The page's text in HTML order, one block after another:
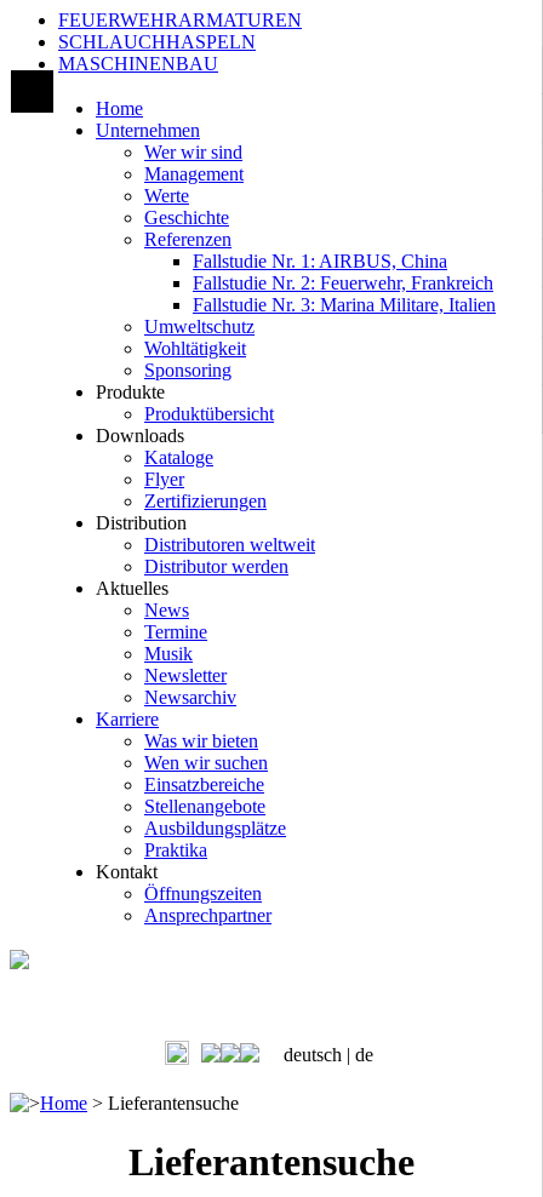
FEUERWEHRARMATUREN
SCHLAUCHHASPELN
MASCHINENBAU
Home
Unternehmen
Wer wir sind
Management
Werte
Geschichte
Referenzen
Fallstudie Nr. 1: AIRBUS, China
Fallstudie Nr. 2: Feuerwehr, Frankreich
Fallstudie Nr. 3: Marina Militare, Italien
Umweltschutz
Wohltätigkeit
Sponsoring
Produkte
Produktübersicht
Downloads
Kataloge
Flyer
Zertifizierungen
Distribution
Distributoren weltweit
Distributor werden
Aktuelles
News
Termine
Musik
Newsletter
Newsarchiv
Karriere
Was wir bieten
Wen wir suchen
Einsatzbereiche
Stellenangebote
Ausbildungsplätze
Praktika
Kontakt
Öffnungszeiten
Ansprechpartner
deutsch | de
>Home > Lieferantensuche
Lieferantensuche